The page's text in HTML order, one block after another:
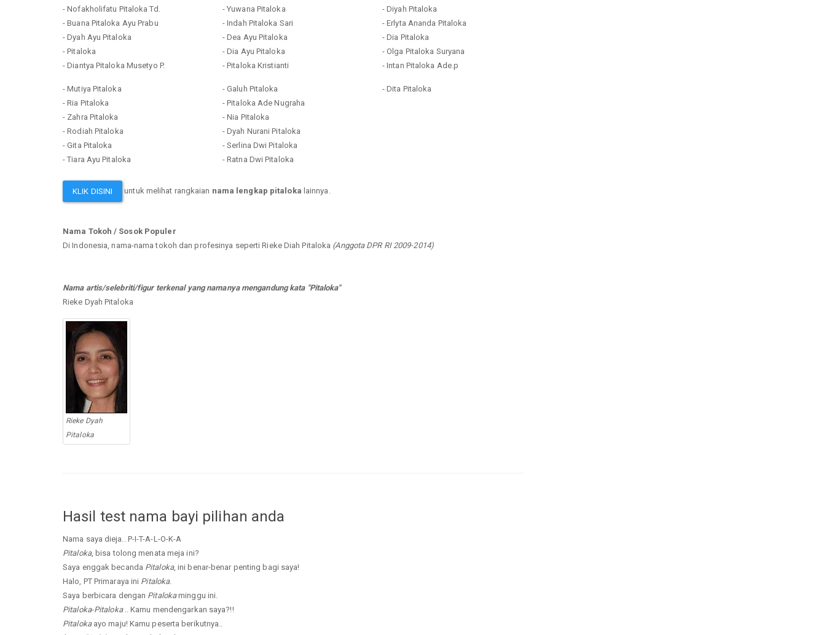
- Nofakholifatu Pitaloka Td.
- Buana Pitaloka Ayu Prabu
- Dyah Ayu Pitaloka
- Pitaloka
- Diantya Pitaloka Musetyo P.
- Yuwana Pitaloka
- Indah Pitaloka Sari
- Dea Ayu Pitaloka
- Dia Ayu Pitaloka
- Pitaloka Kristianti
- Diyah Pitaloka
- Erlyta Ananda Pitaloka
- Dia Pitaloka
- Olga Pitaloka Suryana
- Intan Pitaloka Ade.p
- Mutiya Pitaloka
- Ria Pitaloka
- Zahra Pitaloka
- Rodiah Pitaloka
- Gita Pitaloka
- Tiara Ayu Pitaloka
- Galuh Pitaloka
- Pitaloka Ade Nugraha
- Nia Pitaloka
- Dyah Nurani Pitaloka
- Serlina Dwi Pitaloka
- Ratna Dwi Pitaloka
- Dita Pitaloka
KLIK DISINI untuk melihat rangkaian nama lengkap pitaloka lainnya.
Nama Tokoh / Sosok Populer
Di Indonesia, nama-nama tokoh dan profesinya seperti Rieke Diah Pitaloka (Anggota DPR RI 2009-2014)
Nama artis/selebriti/figur terkenal yang namanya mengandung kata "Pitaloka"
Rieke Dyah Pitaloka
Rieke Dyah
Pitaloka
Hasil test nama bayi pilihan anda
Nama saya dieja.. P-I-T-A-L-O-K-A
Pitaloka, bisa tolong menata meja ini?
Saya enggak becanda Pitaloka, ini benar-benar penting bagi saya!
Halo, PT Primaraya ini Pitaloka.
Saya berbicara dengan Pitalokaminggu ini.
Pitaloka-Pitaloka.. Kamu mendengarkan saya?!!
Pitalokaayo maju! Kamu peserta berikutnya..